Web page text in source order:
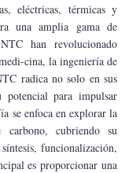
eléctricas, térmicas y
una amplia gama de
han revolucionado
cina, la ingeniería de
radica no solo en sus
potencial para impulsar
se enfoca en explorar la
carbono, cubriendo su
funcionalización,
es proporcionar una